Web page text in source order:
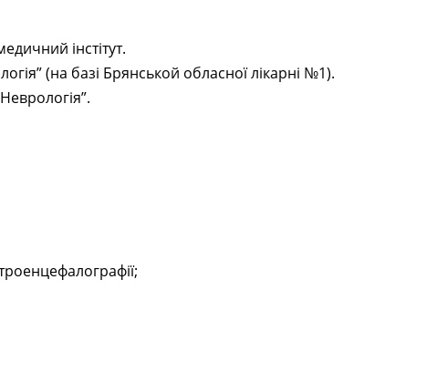
інстітут.
(на базі Брянськой обласної лікарні №1).